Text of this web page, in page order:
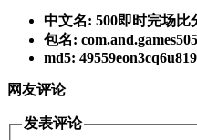
中文名: 500即时完场比
包名:
md5:
网友评论
发表评论